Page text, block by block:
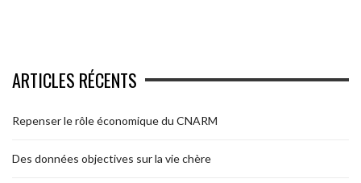
ARTICLES RÉCENTS
Repenser le rôle économique du CNARM
Des données objectives sur la vie chère